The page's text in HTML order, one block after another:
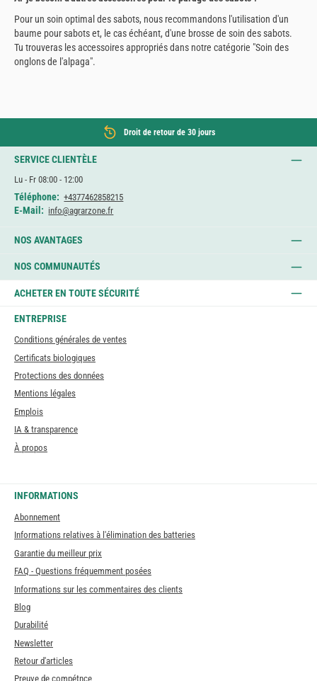
Pour un soin optimal des sabots, nous recommandons l'utilisation d'un
baume pour sabots et, le cas échéant, d'une brosse de soin des sabots.
Tu trouveras les accessoires appropriés dans notre catégorie "Soin des
onglons de l'alpaga".
Droit de retour de 30 jours
SERVICE CLIENTÈLE
Lu - Fr 08:00 - 12:00
Téléphone: +4377462858215
E-Mail: info@agrarzone.fr
NOS AVANTAGES
NOS COMMUNAUTÉS
ACHETER EN TOUTE SÉCURITÉ
ENTREPRISE
Conditions générales de ventes
Certificats biologiques
Protections des données
Mentions légales
Emplois
IA & transparence
À propos
INFORMATIONS
Abonnement
Informations relatives à l'élimination des batteries
Garantie du meilleur prix
FAQ - Questions fréquemment posées
Informations sur les commentaires des clients
Blog
Durabilité
Newsletter
Retour d'articles
Preuve de compétnce